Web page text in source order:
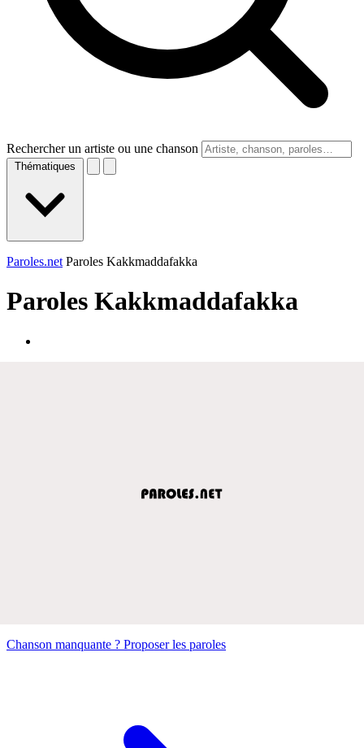
Rechercher un artiste ou une chanson
Thématiques
Paroles.net Paroles Kakkmaddafakka
Paroles Kakkmaddafakka
Chanson manquante ? Proposer les paroles